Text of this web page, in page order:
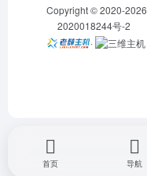
Copyright © 2020-2026
2020018244号-2
·
首页 导航